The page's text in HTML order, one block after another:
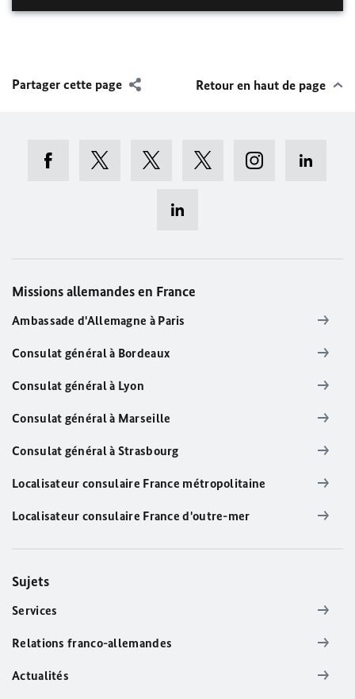
Partager cette page Retour en haut de page
Missions allemandes en France
Ambassade d'Allemagne à Paris
Consulat général à Bordeaux
Consulat général à Lyon
Consulat général à Marseille
Consulat général à Strasbourg
Localisateur consulaire France métropolitaine
Localisateur consulaire France d'outre-mer
Sujets
Services
Relations franco-allemandes
Actualités